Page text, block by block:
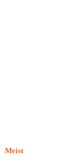
Meist